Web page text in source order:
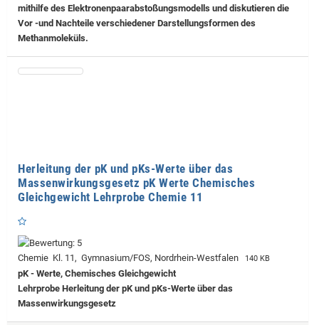
mithilfe des Elektronenpaarabstoßungsmodells und diskutieren die
Vor -und Nachteile verschiedener Darstellungsformen des
Methanmoleküls.
Herleitung der pK und pKs-Werte über das
Massenwirkungsgesetz pK Werte Chemisches
Gleichgewicht Lehrprobe Chemie 11
Chemie Kl. 11, Gymnasium/FOS, Nordrhein-Westfalen 140 KB
pK - Werte, Chemisches Gleichgewicht
Lehrprobe Herleitung der pK und pKs-Werte über das
Massenwirkungsgesetz